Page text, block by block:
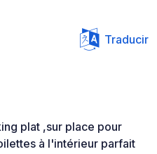
Traducir
plat ,sur place pour
à l'intérieur parfait